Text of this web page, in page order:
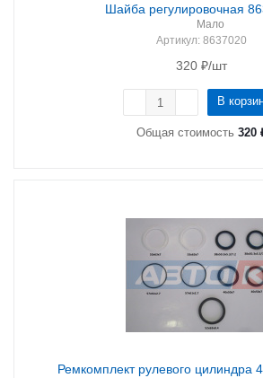
Шайба регулировочная
Мало
Артикул: 8637020
320 ₽/шт
В
Общая стоимость 320
Ремкомплект рулевого цилиндра